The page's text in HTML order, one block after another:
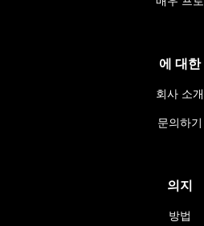
에 대한
회사 소개
문의하기
의지
방법